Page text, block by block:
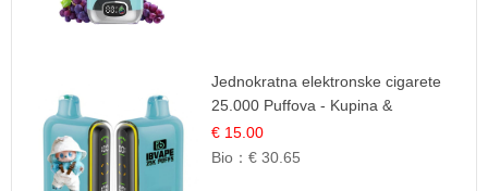
Jednokratna elektronske cigarete
25.000 Puffova - Kupina &
Borovnica | Šumska Voćna
Mješavina
€ 15.00
Bio：€ 30.65